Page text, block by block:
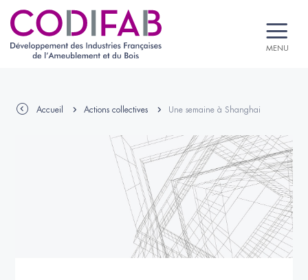
MENU
Accueil Actions collectives Une semaine à Shanghai